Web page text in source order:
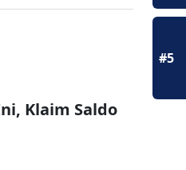
Klaim Saldo
#5